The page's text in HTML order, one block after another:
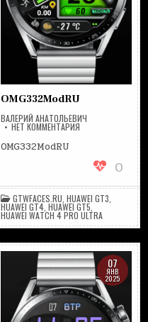
OMG332ModRU
ВАЛЕРИЙ АНАТОЛЬЕВИЧ
НЕТ КОММЕНТАРИЯНА
OMG332ModRU
0
GTWFACES.RU ,HUAWEI GT3
HUAWEI GT4 ,HUAWEI GT5
HUAWEI WATCH 4 PRO ULTRA
07
ЯНВ
2025